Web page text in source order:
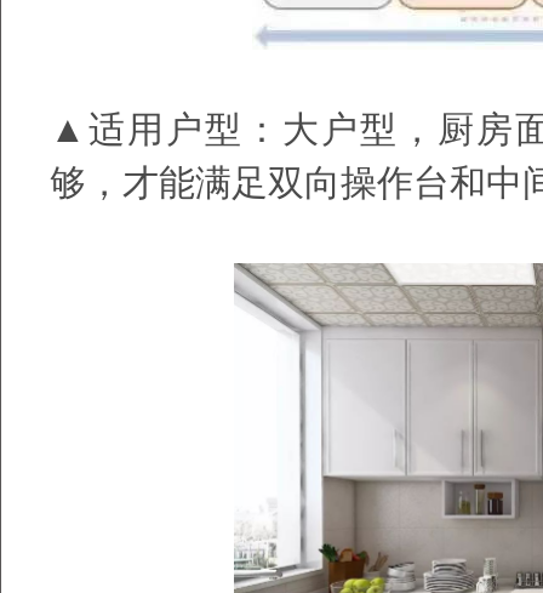
▲适用户型：大户型，厨房
够，才能满足双向操作台和中